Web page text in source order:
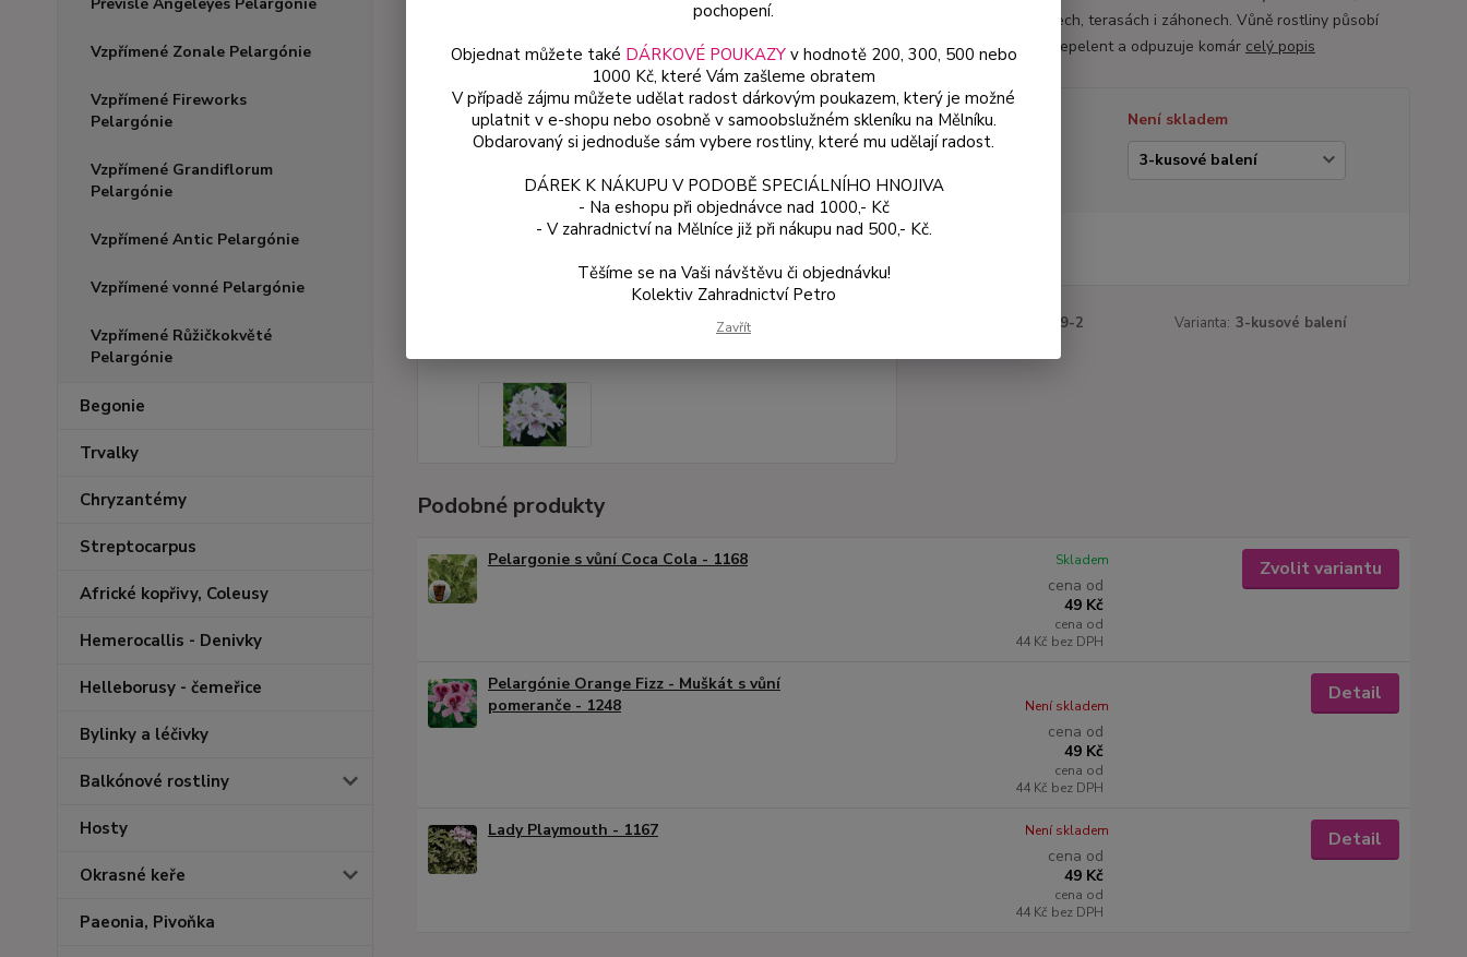
Vzpřímené Zonale Pelargónie
Vzpřímené Fireworks
Pelargónie
Vzpřímené Grandiflorum
Pelargónie
Vzpřímené Antic Pelargónie
Vzpřímené vonné Pelargónie
Vzpřímené Růžičkokvěté
Pelargónie
Begonie
Trvalky
Chryzantémy
Streptocarpus
Africké kopřivy, Coleusy
Hemerocallis - Denivky
Helleborusy - čemeřice
Bylinky a léčivky
Balkónové rostliny
Hosty
Okrasné keře
Paeonia, Pivoňka
truhlíků na balkónech, terasách i záhonech. Vůně rostliny působí
také jako přírodní repelent a odpuzuje komár celý popis
Dostupnost
Není skladem
1269-2 Varianta: 3-kusové balení
Podobné produkty
Pelargonie s vůní Coca Cola - 1168
cena od
49 Kč
cena od
44 Kč bez DPH
Skladem Zvolit variantu
Pelargónie Orange Fizz - Muškát s vůní
pomeranče - 1248
cena od
49 Kč
cena od
44 Kč bez DPH
Není skladem
Detail
Lady Playmouth - 1167
cena od
49 Kč
cena od
44 Kč bez DPH
Není skladem Detail
pochopení.
Objednat můžete také DÁRKOVÉ POUKAZYv hodnotě 200, 300, 500 nebo
1000 Kč, které Vám zašleme obratem
V případě zájmu můžete udělat radost dárkovým poukazem, který je možné
uplatnit v e-shopu nebo osobně v samoobslužném skleníku na Mělníku.
Obdarovaný si jednoduše sám vybere rostliny, které mu udělají radost.
DÁREK K NÁKUPU V PODOBĚ SPECIÁLNÍHO HNOJIVA
- Na eshopu při objednávce nad 1000,- Kč
- V zahradnictví na Mělníce již při nákupu nad 500,- Kč.
Těšíme se na Vaši návštěvu či objednávku!
Kolektiv Zahradnictví Petro
Zavřít